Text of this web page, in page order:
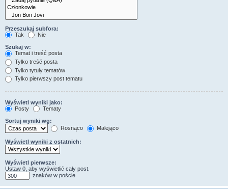
Przeszukaj subfora:
Tak
Nie
Szukaj w:
Temat i treść posta
Tylko treść posta
Tylko tytuły tematów
Tylko pierwszy post tematu
Wyświetl wyniki jako:
Posty
Tematy
Sortuj wyniki wg:
Rosnąco
Malejąco
Wyświetl wyniki z ostatnich:
Wyświetl pierwsze:
Ustaw 0, aby wyświetlić cały post.
znaków w poście